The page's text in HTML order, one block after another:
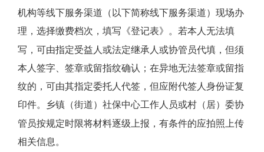
机构等线下服务渠道（以下简称线下服务渠道）现场办
理，选择缴费档次，填写《登记表》。若本人无法填
写，可由指定受益人或法定继承人或协管员代填，但须
本人签字、签章或留指纹确认；在异地无法签章或留指
纹的，可由其指定委托人代签，但应附代签人身份证复
印件。乡镇（街道）社保中心工作人员或村（居）委协
管员按规定时限将材料逐级上报，有条件的应拍照上传
相关信息。